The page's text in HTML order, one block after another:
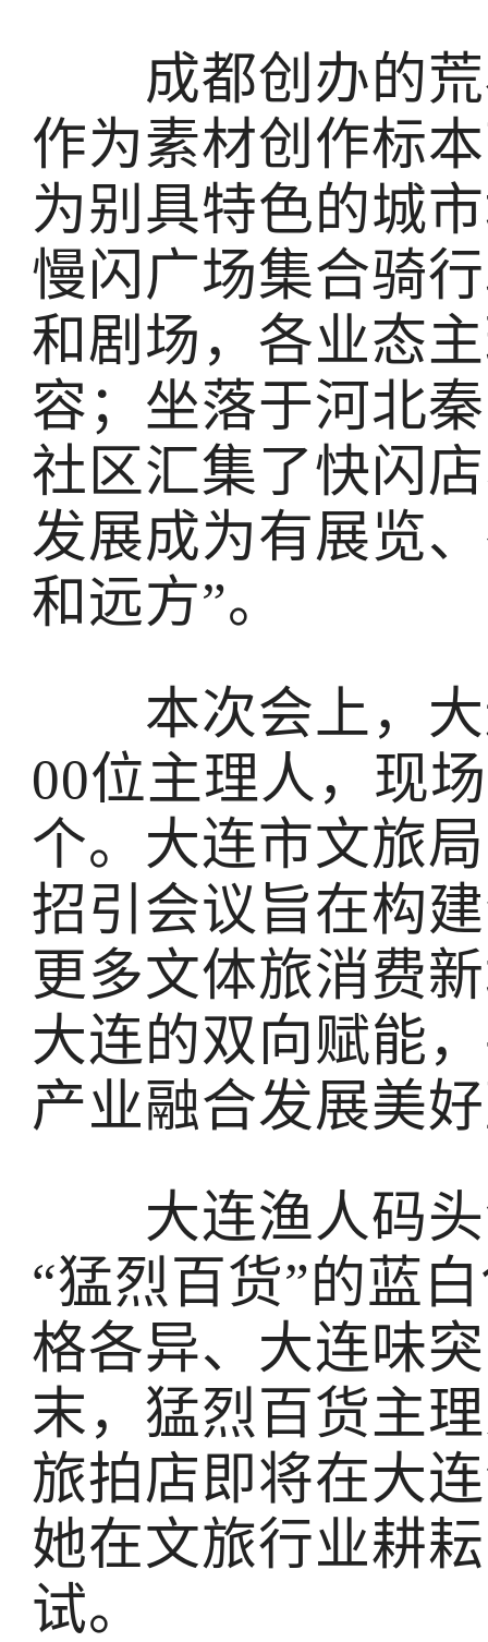
成都创办的荒
作为素材创作标
为别具特色的城
慢闪广场集合骑
和剧场，各业态
容；坐落于河北
社区汇集了快闪
发展成为有展览
和远方”。
本次会上，大
00位主理人，现
个。大连市文旅
招引会议旨在构
更多文体旅消费
大连的双向赋能
产业融合发展美
大连渔人码头
“猛烈百货”的蓝
格各异、大连味
末，猛烈百货主
旅拍店即将在大
她在文旅行业耕
试。